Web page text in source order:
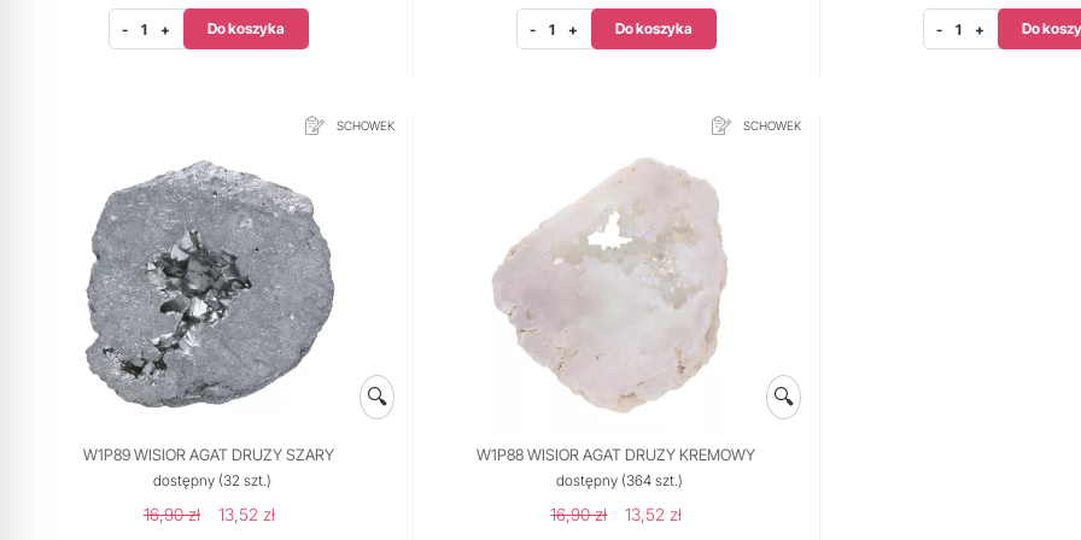
- + Do koszyka - + Do koszyka - + Do
SCHOWEK
🔍
W1P89 WISIOR AGAT DRUZY SZARY
dostępny(32 szt.)
16,90 zł 13,52 zł
SCHOWEK
🔍
W1P88 WISIOR AGAT DRUZY KREMOWY
dostępny(364 szt.)
16,90 zł 13,52 zł